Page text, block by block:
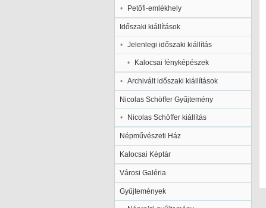
Petőfi-emlékhely
Időszaki kiállítások
Jelenlegi időszaki kiállítás
Kalocsai fényképészek
Archivált időszaki kiállítások
Nicolas Schöffer Gyűjtemény
Nicolas Schöffer kiállítás
Népművészeti Ház
Kalocsai Képtár
Városi Galéria
Gyűjtemények